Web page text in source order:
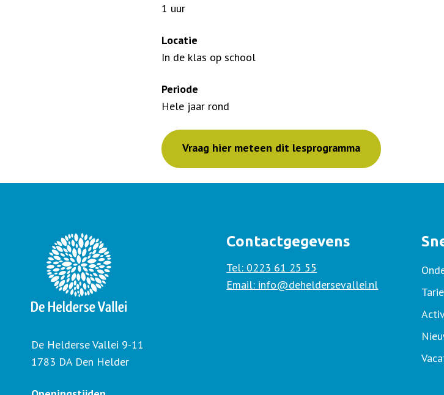
1 uur
Locatie
In de klas op school
Periode
Hele jaar rond
Vraag hier meteen dit lesprogramma
De Helderse Vallei 9-11
1783 DA Den Helder
Contactgegevens
Tel: 0223 61 25 55
Email: info@deheldersevallei.nl